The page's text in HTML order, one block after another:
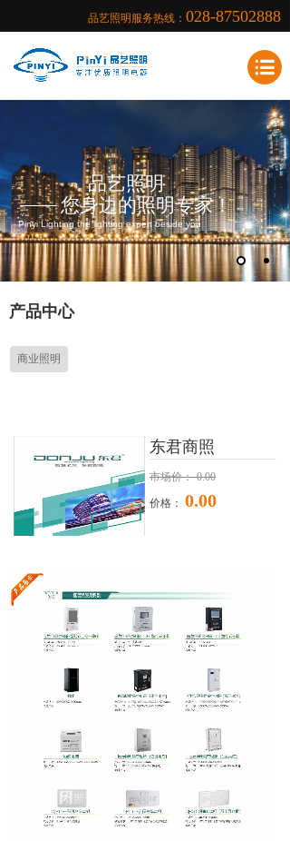
品艺照明服务热线： 028-87502888
Pinyi Lighting the lighting expert beside you
品艺照明
您身边的照明专家！
产品中心
商业照明
东君商照
市场价： 0.00
价格： 0.00